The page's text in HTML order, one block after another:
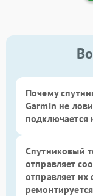
Почему
Garmin не
подключается
Спутниковый
отправляет
отправляет их